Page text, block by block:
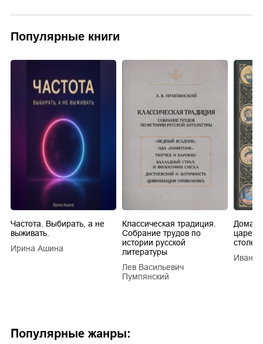
Популярные жанры:
Популярные книги
Частота. Выбирать, а не
выживать.
Ирина Ашина
Классическая традиция.
Собрание трудов по
истории русской
литературы
Лев Васильевич
Пумпянский
царей
Иван